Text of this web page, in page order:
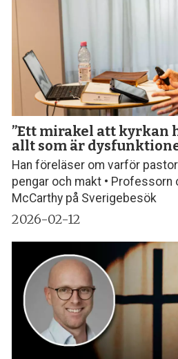
”Ett mirakel att kyrkan
allt som är
Han föreläser om varför
pengar och makt • Professorn
McCarthy på Sverigebesök
2026-02-12